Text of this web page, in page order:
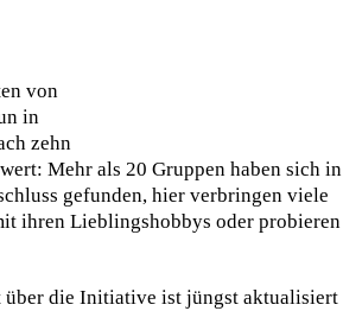
von
in
zehn
Mehr als 20 Gruppen haben sich in
gefunden, hier verbringen viele
ihren Lieblingshobbys oder probieren
die Initiative ist jüngst aktualisiert